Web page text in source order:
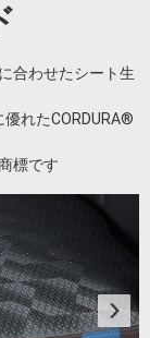
合わせたシート生
れたCORDURA®
標です